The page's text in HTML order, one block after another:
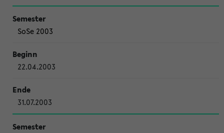
SoSe 2003
22.04.2003
31.07.2003